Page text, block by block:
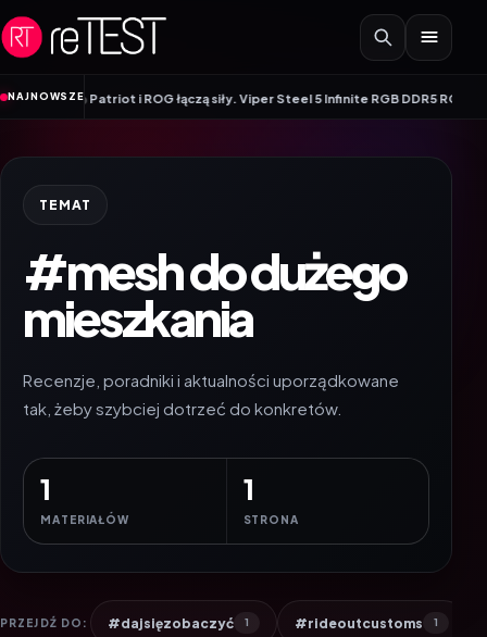
Przejdź do treści
NAJNOWSZE
•Patriot i ROG łączą siły. Viper Steel 5 Infinite RGB DDR5 ROG
TEMAT
#mesh do dużego
mieszkania
Recenzje, poradniki i aktualności uporządkowane
tak, żeby szybciej dotrzeć do konkretów.
1
MATERIAŁÓW
1
STRONA
PRZEJDŹ DO: #dajsięzobaczyć 1 #rideoutcustoms 1